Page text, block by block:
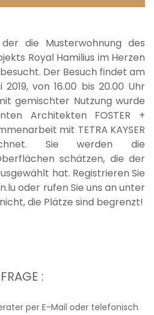
die Musterwohnung des
Royal Hamilius im Herzen
Der Besuch findet am
von 16.00 bis 20.00 Uhr
gemischter Nutzung wurde
Architekten FOSTER +
mit TETRA KAYSER
Sie werden die
schätzen, die der
hat. Registrieren Sie
oder rufen Sie uns an unter
nicht, die Plätze sind begrenzt!
:
per E-Mail oder telefonisch